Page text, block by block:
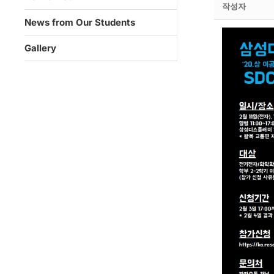
작성자
News from Our Students
Gallery